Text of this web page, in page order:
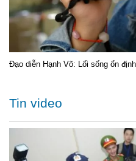
Đạo diễn Hạnh Võ: Lối sống ổn
Tin video